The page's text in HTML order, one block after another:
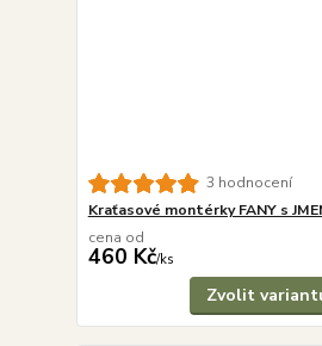
3 hodnocení
Kraťasové montérky FANY s
cena od
460 Kč/ks
Zvolit